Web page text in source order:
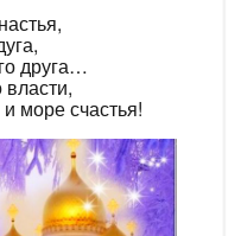
друга…
море счастья!